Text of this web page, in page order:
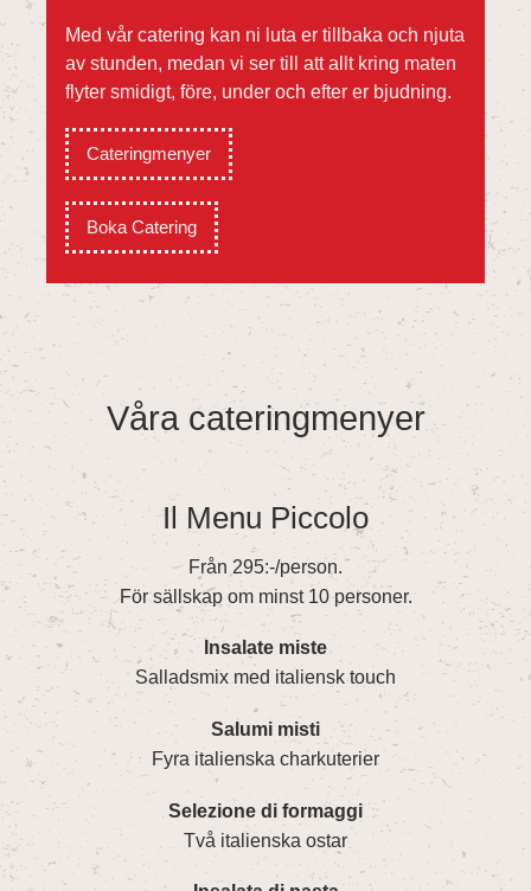
Med vår catering kan ni luta er tillbaka och njuta
av stunden, medan vi ser till att allt kring maten
flyter smidigt, före, under och efter er bjudning.
Cateringmenyer
Boka Catering
Våra cateringmenyer
Il Menu Piccolo
Från 295:-/person.
För sällskap om minst 10 personer.
Insalate miste
Salladsmix med italiensk touch
Salumi misti
Fyra italienska charkuterier
Selezione di formaggi
Två italienska ostar